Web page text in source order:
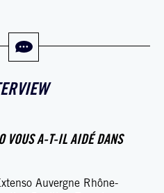
VOUS A-T-IL AIDÉ DANS
Auvergne Rhône-